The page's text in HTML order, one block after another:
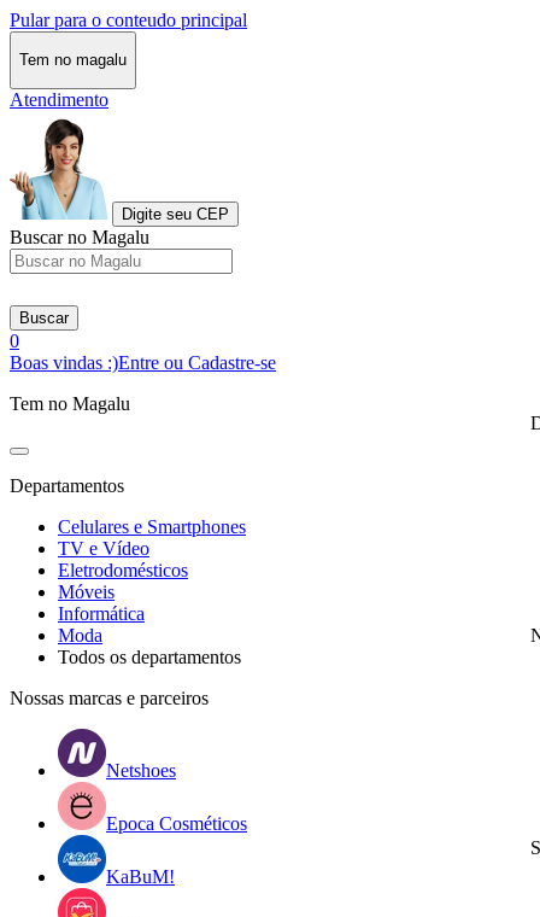
Pular para o conteudo principal
Tem no magalu
Atendimento
Digite seu CEP
Buscar no Magalu
Buscar
0
Boas vindas :)Entre ou Cadastre-se
Tem no Magalu
Departamentos
Celulares e Smartphones
TV e Vídeo
Eletrodomésticos
Móveis
Informática
Moda
Todos os departamentos
Nossas marcas e parceiros
Netshoes
Epoca Cosméticos
KaBuM!